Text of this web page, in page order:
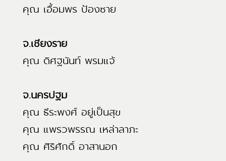
คุณ เอื้อมพร ป้องซาย
จ.เชียงราย
คุณ ดิศฐนันท์ พรมแจ้
จ.นครปฐม
คุณ ธีระพงศ์ อยู่เป็นสุข
คุณ แพรวพรรณ เหล่าลาภะ
คุณ ศิริศักดิ์ อาสานอก